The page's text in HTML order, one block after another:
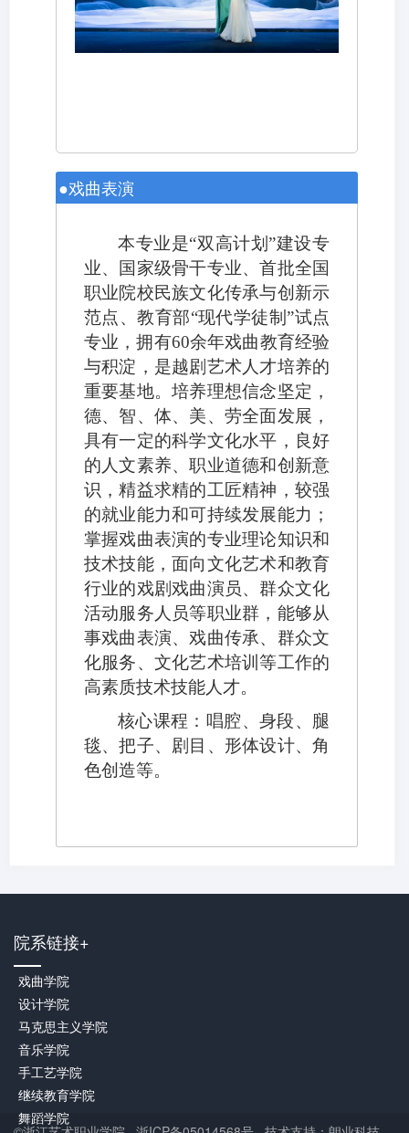
●戏曲表演
本专业是“双高计划”建设专
业、国家级骨干专业、首批全国
职业院校民族文化传承与创新示
范点、教育部“现代学徒制”试点
专业，拥有60余年戏曲教育经验
与积淀，是越剧艺术人才培养的
重要基地。培养理想信念坚定，
德、 智、 体、 美、 劳全面发展，
具有一定的科学文化水平，良好
的人文素养、职业道德和创新意
识，精益求精的工匠精神，较强
的就业能力和可持续发展能力；
掌握戏曲表演的专业理论知识和
技术技能，面向文化艺术和教育
行业的戏剧戏曲演员、群众文化
活动服务人员等职业群，能够从
事戏曲表演、戏曲传承、群众文
化服务、文化艺术培训等工作的
高素质技术技能人才。
核心课程：唱腔、身段、腿
毯、把子、剧目、形体设计、角
色创造等。
院系链接+
戏曲学院
设计学院
马克思主义学院
音乐学院
手工艺学院
继续教育学院
舞蹈学院